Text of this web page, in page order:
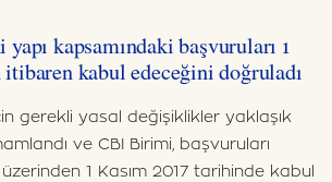
kapsamındaki başvuruları 1
itibaren kabul edeceğini doğruladı
gerekli yasal değişiklikler yaklaşık
ve CBI Birimi, başvuruları
1 Kasım 2017 tarihinde kabul